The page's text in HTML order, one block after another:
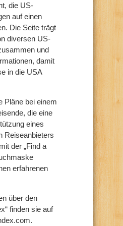
die US-
auf einen
Die Seite trägt
diversen US-
und
damit
in die USA
Pläne bei einem
die eine
eines
Reiseanbieters
der „Find a
erfahrenen
über den
finden sie auf